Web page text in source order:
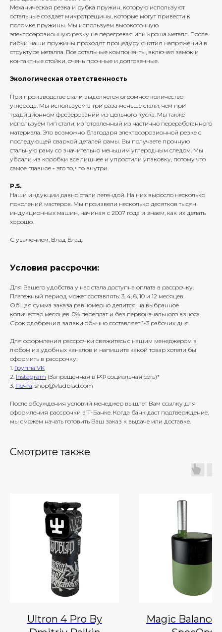
Механическая резка и рубка пружин, которую используют
остальные создает микротрещины, которые могут привести к
поломке пружины. Мы используем высокоточную
электроэрозионную резку не перегревая или кроша металл. После
гибки наши пружины проходят процедуру снятия напряжений в
структуре металла. Все остальные компоненты, включая замок и
контактные стойки, очень прочные и долговечные.
Экологическая ответственность
При производстве стали выделяется огромное количество
углерода. Мы используем в три раза меньше стали, чем при
традиционном фрезеровании из цельного куска. Мы также
используем тип стали, изготовленный из частично переработанного
материала. Это возможно благодаря электроэрозионной резке с
последующей сваркой деталей рамы. Вы получаете прочную
стальную раму со значительно меньшим углеродным следом. Мы
убрали из коробки все лишнее и упростили упаковку, потому что
самое главное - это то, что внутри.
P.S.
Наши индукции давно стали легендой. На них выросло несколько
поколений мастеров. Мы произвели несколько десятков тысяч
индукционных машин, начиная с 2007 года и знаем, как их делать
хорошо.
С уважением, Влад Блад.
Условия рассрочки:
Для Вашего удобства у нас стала доступна оплата в рассрочку.
Платежный период может составлять: 3, 4, 6, 10 и 12 месяцев.
Общая сумма заказа равномерно делится на выбранное
количество месяцев. 0% переплат и без первоначального взноса.
Срок одобрения заявки обычно составляет 1-3 рабочих дня.
Для оформления рассрочки свяжитесь с нашим менеджером в
любом из удобных каналов и напишите какой товар хотели бы
оформить в рассрочку:
1. Группа VK
2. Instagram (Запрещенная в РФ социальная сеть)*
3. Почта: shop@vladblad.com
После обсуждения условий менеджер вышлет Вам ссылку для
оформления рассрочки в Т-Банке. Когда банк даст подтверждение,
мы сможем начать готовить Ваш заказ к выдаче или доставке.
Смотрите также
Ultron 4 Pro By
Magic Balance